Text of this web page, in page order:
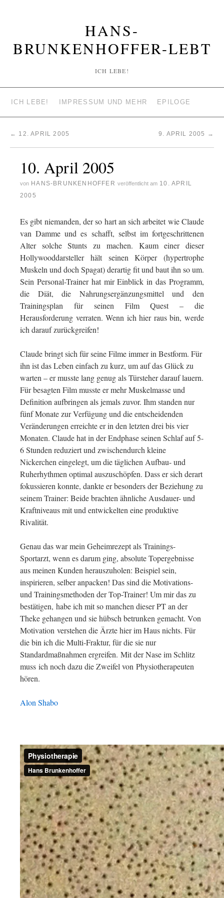
HANS-
BRUNKENHOFFER-LEBT
ICH LEBE!
ICH LEBE! IMPRESSUM UND MEHR EPILOGE
← 12. APRIL 2005 9. APRIL 2005 →
10. April 2005
von HANS-BRUNKENHOFFER veröffentlicht am 10. APRIL
2005
Es gibt niemanden, der so hart an sich arbeitet wie Claude
van Damme und es schafft, selbst im fortgeschrittenen
Alter solche Stunts zu machen. Kaum einer dieser
Hollywooddarsteller hält seinen Körper (hypertrophe
Muskeln und doch Spagat) derartig fit und baut ihn so um.
Sein Personal-Trainer hat mir Einblick in das Programm,
die Diät, die Nahrungsergänzungsmittel und den
Trainingsplan für seinen Film Quest – die
Herausforderung verraten. Wenn ich hier raus bin, werde
ich darauf zurückgreifen!
Claude bringt sich für seine Filme immer in Bestform. Für
ihn ist das Leben einfach zu kurz, um auf das Glück zu
warten – er musste lang genug als Türsteher darauf lauern.
Für besagten Film musste er mehr Muskelmasse und
Definition aufbringen als jemals zuvor. Ihm standen nur
fünf Monate zur Verfügung und die entscheidenden
Veränderungen erreichte er in den letzten drei bis vier
Monaten. Claude hat in der Endphase seinen Schlaf auf 5-
6 Stunden reduziert und zwischendurch kleine
Nickerchen eingelegt, um die täglichen Aufbau- und
Ruherhythmen optimal auszuschöpfen. Dass er sich derart
fokussieren konnte, dankte er besonders der Beziehung zu
seinem Trainer: Beide brachten ähnliche Ausdauer- und
Kraftniveaus mit und entwickelten eine produktive
Rivalität.
Genau das war mein Geheimrezept als Trainings-
Sportarzt, wenn es darum ging, absolute Topergebnisse
aus meinen Kunden herauszuholen: Beispiel sein,
inspirieren, selber anpacken! Das sind die Motivations-
und Trainingsmethoden der Top-Trainer! Um mir das zu
bestätigen, habe ich mit so manchen dieser PT an der
Theke gehangen und sie hübsch betrunken gemacht. Von
Motivation verstehen die Ärzte hier im Haus nichts. Für
die bin ich die Multi-Fraktur, für die sie nur
Standardmaßnahmen ergreifen. Mit der Nase im Schlitz
muss ich noch dazu die Zweifel von Physiotherapeuten
hören.
Alon Shabo